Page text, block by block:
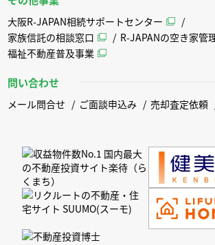
大阪R-JAPAN相続サポートセンター
家族信託の相談窓口
R-JAPANの空き家管
福祉不動産普及事業
問い合わせ
メール問合せ ご面談申込み 売却査定依頼